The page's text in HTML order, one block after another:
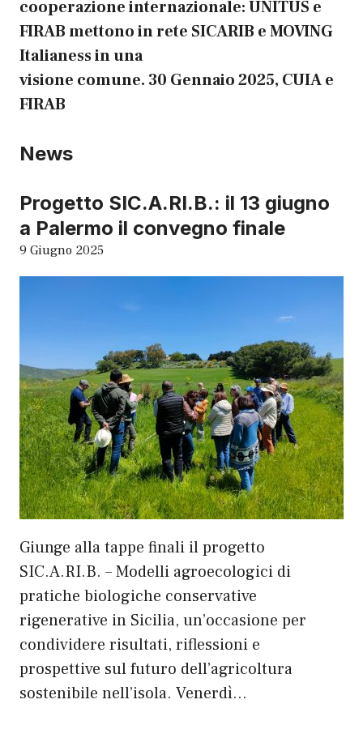
sostenibile e di valore
https://www.ilfattonisseno.it/2024/
07/sicilia-innovazione-e-
agricoltura-5-imprese-avviano-il-
progetto-sic-a-ri-b/amp/
https://www.blogsicilia.it/comunic
ati-stampa/in-sicilia-pratiche-
agricole-biologiche-rigenerative-
https://www.teleambiente.it/sicilia
-agricoltura-sostenibile/
cooperazione internazionale: UNITUS e
FIRAB mettono in rete SICARIB e MOVING
Italianess in una
visione comune. 30 Gennaio 2025, CUIA e
FIRAB
News
Progetto SIC.A.RI.B.: il 13 giugno
a Palermo il convegno finale
9 Giugno 2025
Giunge alla tappe finali il progetto
SIC.A.RI.B. – Modelli agroecologici di
pratiche biologiche conservative
rigenerative in Sicilia, un’occasione per
condividere risultati, riflessioni e
prospettive sul futuro dell’agricoltura
sostenibile nell’isola. Venerdì…